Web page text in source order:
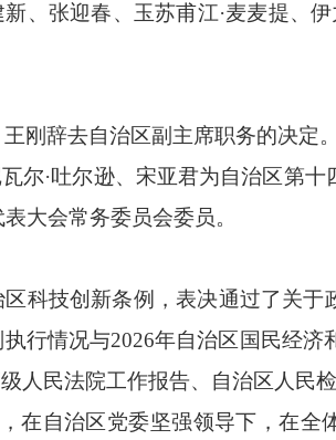
、张迎春、玉苏甫江·麦麦提、
刚辞去自治区副主席职务的决定。
尔·吐尔逊、宋亚君为自治区第
大会常务委员会委员。
科技创新条例，表决通过了关于
行情况与2026年自治区国民经济
民法院工作报告、自治区人民
在自治区党委坚强领导下，在全